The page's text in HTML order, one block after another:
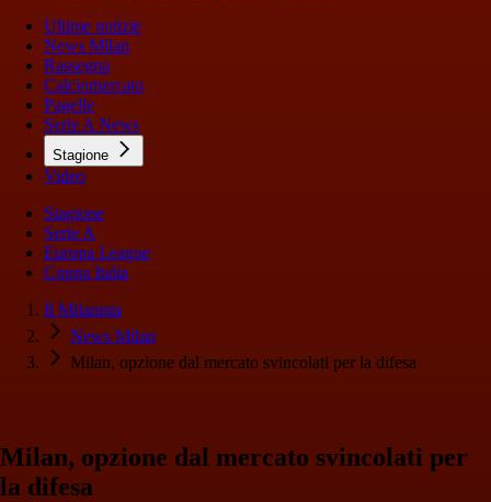
Ultime notizie
News Milan
Rassegna
Calciomercato
Pagelle
Serie A News
Stagione
Video
Stagione
Serie A
Europa League
Coppa Italia
Il Milanista
News Milan
Milan, opzione dal mercato svincolati per la difesa
Milan, opzione dal mercato svincolati per
la difesa